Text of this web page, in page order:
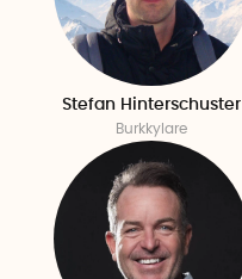
Stefan Hinterschuster
Burkkylare